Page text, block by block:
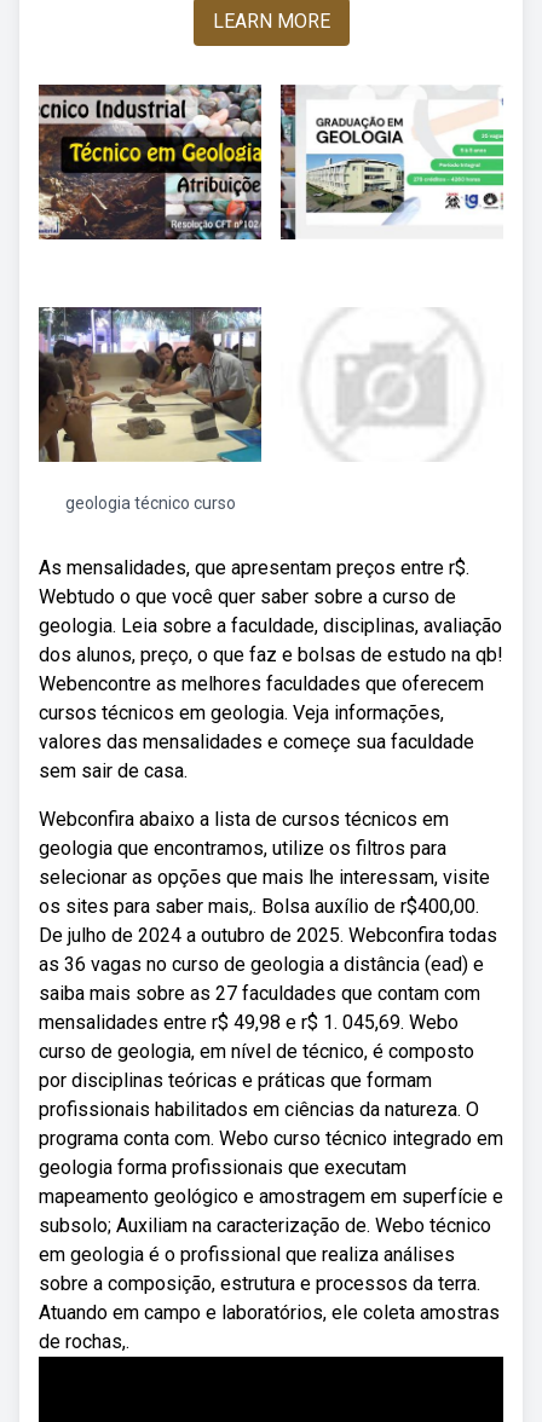
LEARN MORE
geologia técnico curso
As mensalidades, que apresentam preços entre r$.
Webtudo o que você quer saber sobre a curso de
geologia. Leia sobre a faculdade, disciplinas, avaliação
dos alunos, preço, o que faz e bolsas de estudo na qb!
Webencontre as melhores faculdades que oferecem
cursos técnicos em geologia. Veja informações,
valores das mensalidades e começe sua faculdade
sem sair de casa.
Webconfira abaixo a lista de cursos técnicos em
geologia que encontramos, utilize os filtros para
selecionar as opções que mais lhe interessam, visite
os sites para saber mais,. Bolsa auxílio de r$400,00.
De julho de 2024 a outubro de 2025. Webconfira todas
as 36 vagas no curso de geologia a distância (ead) e
saiba mais sobre as 27 faculdades que contam com
mensalidades entre r$ 49,98 e r$ 1. 045,69. Webo
curso de geologia, em nível de técnico, é composto
por disciplinas teóricas e práticas que formam
profissionais habilitados em ciências da natureza. O
programa conta com. Webo curso técnico integrado em
geologia forma profissionais que executam
mapeamento geológico e amostragem em superfície e
subsolo; Auxiliam na caracterização de. Webo técnico
em geologia é o profissional que realiza análises
sobre a composição, estrutura e processos da terra.
Atuando em campo e laboratórios, ele coleta amostras
de rochas,.